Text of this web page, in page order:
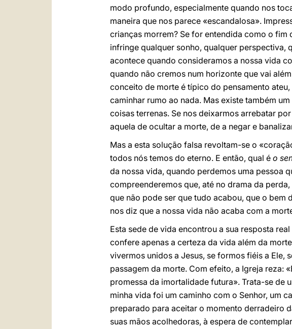
modo profundo, especialmente quando nos
maneira que nos parece «escandalosa».
crianças morrem? Se for entendida como o
infringe qualquer sonho, qualquer perspectiva,
acontece quando consideramos a nossa vida
quando não cremos num horizonte que vai
conceito de morte é típico do pensamento
caminhar rumo ao nada. Mas existe também
coisas terrenas. Se nos deixarmos arrebatar
aquela de ocultar a morte, de a negar e
Mas a esta solução falsa revoltam-se o
todos nós temos do eterno. E então, qual é o
da nossa vida, quando perdemos uma pessoa
compreenderemos que, até no drama da
que não pode ser que tudo acabou, que o
nos diz que a nossa vida não acaba com a
Esta sede de vida encontrou a sua resposta
confere apenas a certeza da vida além da
vivermos unidos a Jesus, se formos fiéis a Ele,
passagem da morte. Com efeito, a Igreja reza:
promessa da imortalidade futura». Trata-se de
minha vida foi um caminho com o Senhor, um
preparado para aceitar o momento derradeiro
suas mãos acolhedoras, à espera de